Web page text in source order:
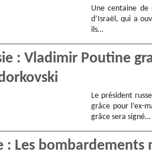
Une centaine de
d’Israël, qui a
ils…
: Vladimir Poutine
Le président
grâce pour l’ex-
grâce sera signé…
: Les bombardements